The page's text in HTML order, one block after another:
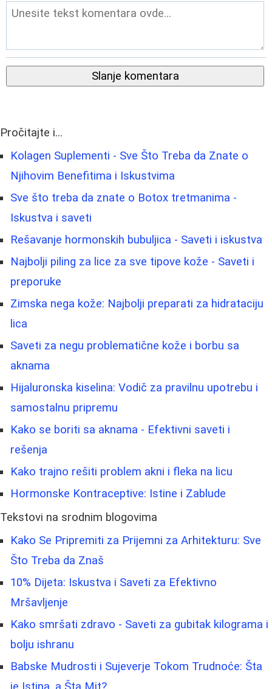
Slanje komentara
Pročitajte i...
Kolagen Suplementi - Sve Što Treba da Znate o
Njihovim Benefitima i Iskustvima
Sve što treba da znate o Botox tretmanima -
Iskustva i saveti
Rešavanje hormonskih bubuljica - Saveti i iskustva
Najbolji piling za lice za sve tipove kože - Saveti i
preporuke
Zimska nega kože: Najbolji preparati za hidrataciju
lica
Saveti za negu problematične kože i borbu sa
aknama
Hijaluronska kiselina: Vodič za pravilnu upotrebu i
samostalnu pripremu
Kako se boriti sa aknama - Efektivni saveti i
rešenja
Kako trajno rešiti problem akni i fleka na licu
Hormonske Kontraceptive: Istine i Zablude
Tekstovi na srodnim blogovima
Kako Se Pripremiti za Prijemni za Arhitekturu: Sve
Što Treba da Znaš
10% Dijeta: Iskustva i Saveti za Efektivno
Mršavljenje
Kako smršati zdravo - Saveti za gubitak kilograma i
bolju ishranu
Babske Mudrosti i Sujeverje Tokom Trudnoće: Šta
je Istina, a Šta Mit?